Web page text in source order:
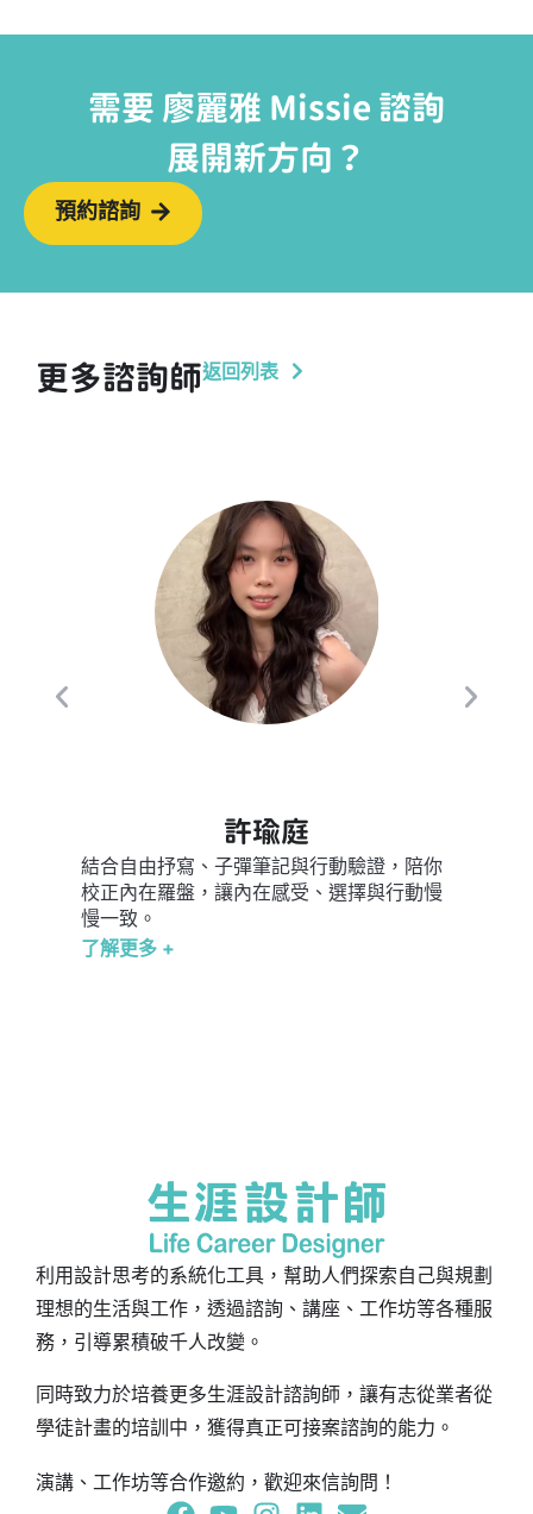
需要 廖麗雅 Missie 諮詢
展開新方向？
預約諮詢
更多諮詢師返回列表
許瑜庭
結合自由抒寫、子彈筆記與行動驗證，陪你
校正內在羅盤，讓內在感受、選擇與行動慢
慢一致。
了解更多 +
十年
利用設計思考的系統化工具，幫助人們探索自己與規劃
理想的生活與工作，透過諮詢、講座、工作坊等各種服
務，引導累積破千人改變。
同時致力於培養更多生涯設計諮詢師，讓有志從業者從
學徒計畫的培訓中，獲得真正可接案諮詢的能力。
演講、工作坊等合作邀約，歡迎來信詢問！